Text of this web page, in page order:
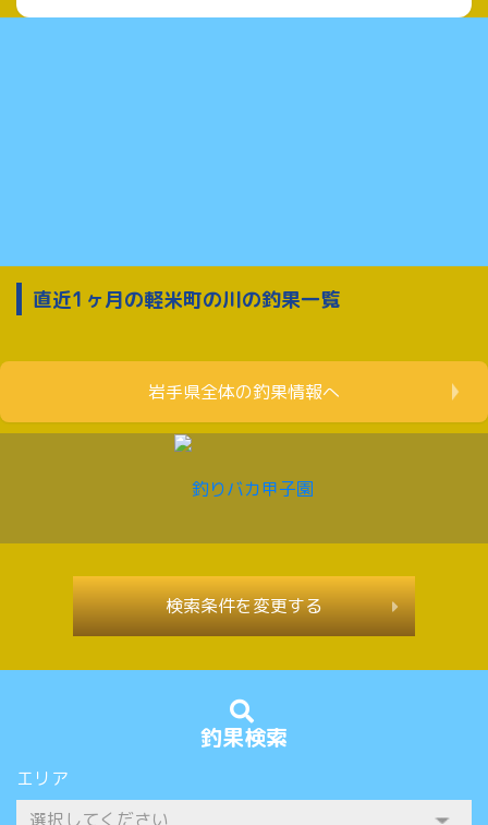
釣果検索
エリア
直近1ヶ月の軽米町の川の釣果一覧
岩手県全体の釣果情報へ
検索条件を変更する